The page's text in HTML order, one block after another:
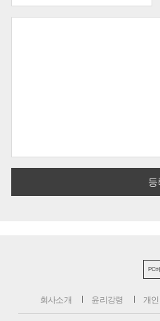
PC
회사소개 윤리강령 개